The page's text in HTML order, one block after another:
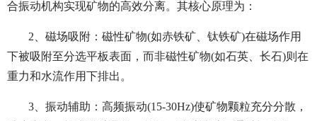
合振动机构实现矿物的高效分离。其核心原理为：
2、磁场吸附：磁性矿物(如赤铁矿、钛铁矿)在磁场作用
下被吸附至分选平板表面，而非磁性矿物(如石英、长石)则在
重力和水流作用下排出。
3、振动辅助：高频振动(15-30Hz)使矿物颗粒充分分散，